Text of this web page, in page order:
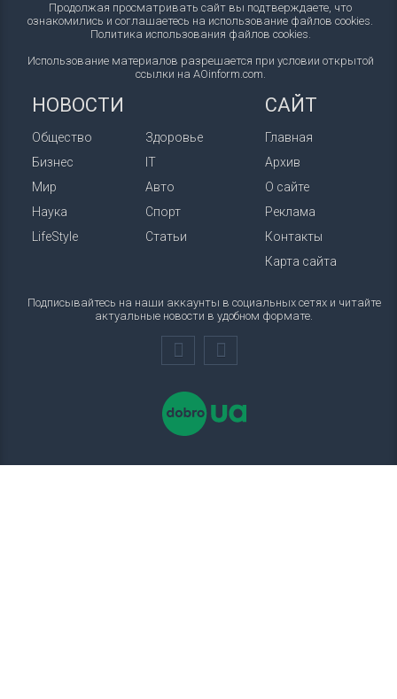
Продолжая просматривать сайт вы подтверждаете, что
ознакомились и соглашаетесь на использование файлов cookies.
Политика использования файлов cookies.
Использование материалов разрешается при условии открытой
ссылки на AOinform.com.
НОВОСТИ
Общество
Бизнес
Мир
Наука
LifeStyle
Здоровье
IT
Авто
Спорт
Статьи
САЙТ
Главная
Архив
О сайте
Реклама
Контакты
Карта сайта
Подписывайтесь на наши аккаунты в социальных сетях и читайте
актуальные новости в удобном формате.